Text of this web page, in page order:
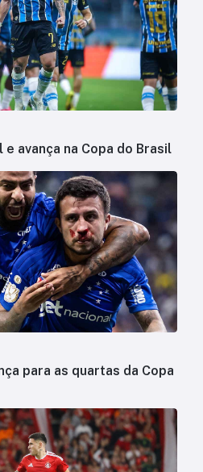
avança na Copa do Brasil
para as quartas da Copa